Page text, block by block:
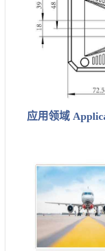
应用领域